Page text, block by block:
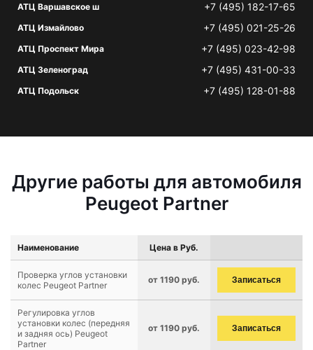
АТЦ Варшавское ш +7 (495) 182-17-65
АТЦ Измайлово +7 (495) 021-25-26
АТЦ Проспект Мира +7 (495) 023-42-98
АТЦ Зеленоград +7 (495) 431-00-33
АТЦ Подольск +7 (495) 128-01-88
Другие работы для автомобиля
Peugeot Partner
Наименование Цена в Руб.
Проверка углов установки
колес Peugeot Partner
от 1190 руб. Записаться
Регулировка углов
установки колес (передняя
и задняя ось) Peugeot
Partner
от 1190 руб. Записаться